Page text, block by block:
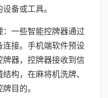
备或工具。
一些智能控牌器通过
接。手机端软件预设
器，控牌器接收到信
构，在麻将机洗牌、
目的。